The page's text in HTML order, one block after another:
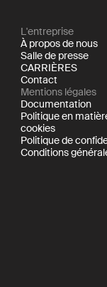
L'entreprise
À propos de nous
Salle de presse
CARRIÈRES
Contact
Mentions légales
Documentation
Politique en
cookies
Politique de
Conditions